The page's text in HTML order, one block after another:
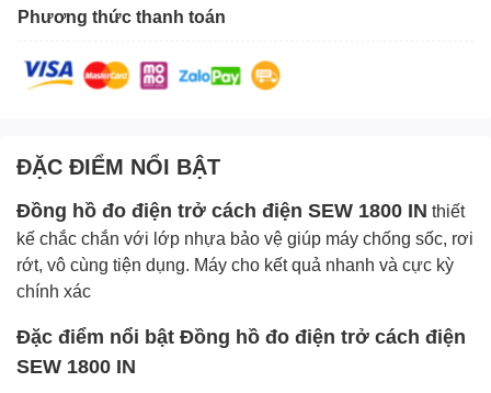
Phương thức thanh toán
ĐẶC ĐIỂM NỔI BẬT
Đồng hồ đo điện trở cách điện SEW 1800 IN thiết
kế chắc chắn với lớp nhựa bảo vệ giúp máy chống sốc, rơi
rớt, vô cùng tiện dụng. Máy cho kết quả nhanh và cực kỳ
chính xác
Đặc điểm nổi bật Đồng hồ đo điện trở cách điện
SEW 1800 IN